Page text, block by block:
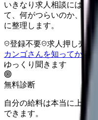
いきなり求人相談には進
て、何がつらいのか、辞
に整理します。
登録不要 求人押し売り
カンゴさんを知ってから相
ゆっくり聞きます
無料診断
自分の給料は本当に上が
できます。